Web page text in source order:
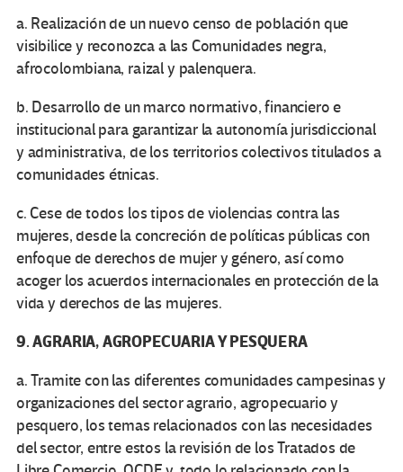
a. Realización de un nuevo censo de población que
visibilice y reconozca a las Comunidades negra,
afrocolombiana, raizal y palenquera.
b. Desarrollo de un marco normativo, financiero e
institucional para garantizar la autonomía jurisdiccional
y administrativa, de los territorios colectivos titulados a
comunidades étnicas.
c. Cese de todos los tipos de violencias contra las
mujeres, desde la concreción de políticas públicas con
enfoque de derechos de mujer y género, así como
acoger los acuerdos internacionales en protección de la
vida y derechos de las mujeres.
9. AGRARIA, AGROPECUARIA Y PESQUERA
a. Tramite con las diferentes comunidades campesinas y
organizaciones del sector agrario, agropecuario y
pesquero, los temas relacionados con las necesidades
del sector, entre estos la revisión de los Tratados de